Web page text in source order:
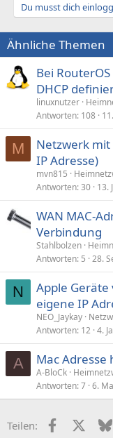
Du musst dich
Ähnliche Themen
Bei
DHCP
linuxnutzer
Antworten 108
M
Netzwerk mit
IP Adresse)
mvn815
Antworten 30 13.
WAN MAC-
Verbindung
Stahlbolzen
Antworten 5 28.
N
Apple
eigene IP
NEO_Jaykay
Antworten 12 4.
A Mac
A-BloCk
Antworten 7 6.
Teilen: Facebook
X